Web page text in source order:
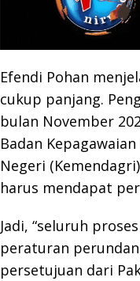
Efendi Pohan
cukup panjang.
bulan November
Badan
Negeri
harus mendapat
Jadi, “seluruh
peraturan
persetujuan dari